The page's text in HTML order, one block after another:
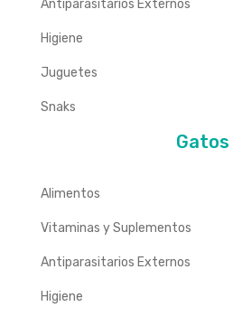
Antiparasitarios Externos
Higiene
Juguetes
Snaks
Gatos
Alimentos
Vitaminas y Suplementos
Antiparasitarios Externos
Higiene